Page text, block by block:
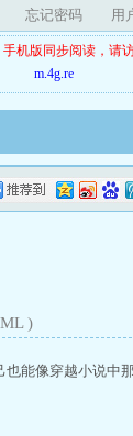
忘记密码 用
机版同步阅读，请
m.4g.re
)
能像穿越小说中